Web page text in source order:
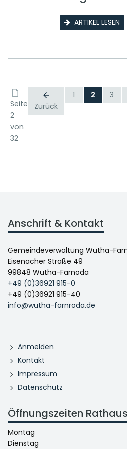
ARTIKEL LESEN
Seite
2
von
32
Zurück
1 2 3
Anschrift & Kontakt
Gemeindeverwaltung Wutha-
Eisenacher Straße 49
99848 Wutha-Farnoda
+49 (0)36921 915-0
+49 (0)36921 915-40
info@wutha-farnroda.de
Anmelden
Kontakt
Impressum
Datenschutz
Öffnungszeiten Rathaus
Montag
Dienstag